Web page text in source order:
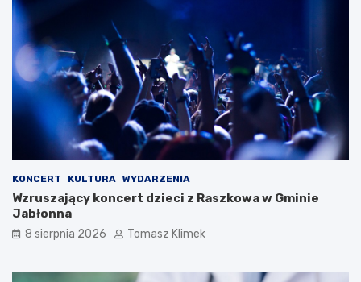
KONCERT KULTURA WYDARZENIA
Wzruszający koncert dzieci z Raszkowa w Gminie
Jabłonna
8 sierpnia 2026 Tomasz Klimek